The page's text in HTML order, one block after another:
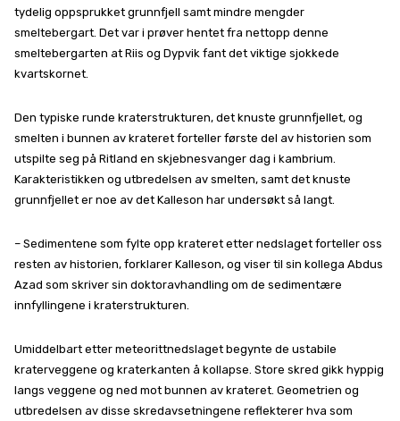
tydelig oppsprukket grunnfjell samt mindre mengder
smeltebergart. Det var i prøver hentet fra nettopp denne
smeltebergarten at Riis og Dypvik fant det viktige sjokkede
kvartskornet.
Den typiske runde kraterstrukturen, det knuste grunnfjellet, og
smelten i bunnen av krateret forteller første del av historien som
utspilte seg på Ritland en skjebnesvanger dag i kambrium.
Karakteristikken og utbredelsen av smelten, samt det knuste
grunnfjellet er noe av det Kalleson har undersøkt så langt.
– Sedimentene som fylte opp krateret etter nedslaget forteller oss
resten av historien, forklarer Kalleson, og viser til sin kollega Abdus
Azad som skriver sin doktoravhandling om de sedimentære
innfyllingene i kraterstrukturen.
Umiddelbart etter meteorittnedslaget begynte de ustabile
kraterveggene og kraterkanten å kollapse. Store skred gikk hyppig
langs veggene og ned mot bunnen av krateret. Geometrien og
utbredelsen av disse skredavsetningene reflekterer hva som